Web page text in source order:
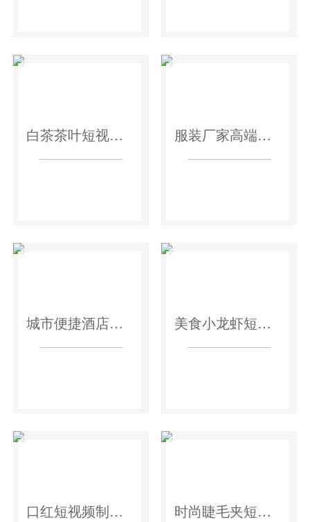
白茶茶叶短视频作品 服装厂家高端短视频作品
城市便捷酒店短视频案例 美食小龙虾短视频案例
口红短视频制作案例 时尚睫毛夹短视频案例